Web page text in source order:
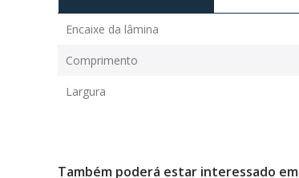
Encaixe da lâmina
Comprimento
Largura
Também poderá estar interessado em